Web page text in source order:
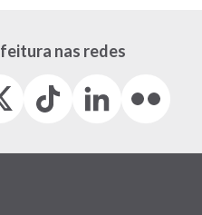
nas redes
Tiktok
(link
em
LinkedIn
(link
em
(link
em